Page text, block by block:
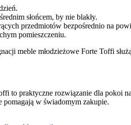
słońcem, by nie blakły.
przedmiotów bezpośrednio na
pomieszczeniu.
meble młodzieżowe Forte Toffi
to praktyczne rozwiązanie dla pokoi
w świadomym zakupie.